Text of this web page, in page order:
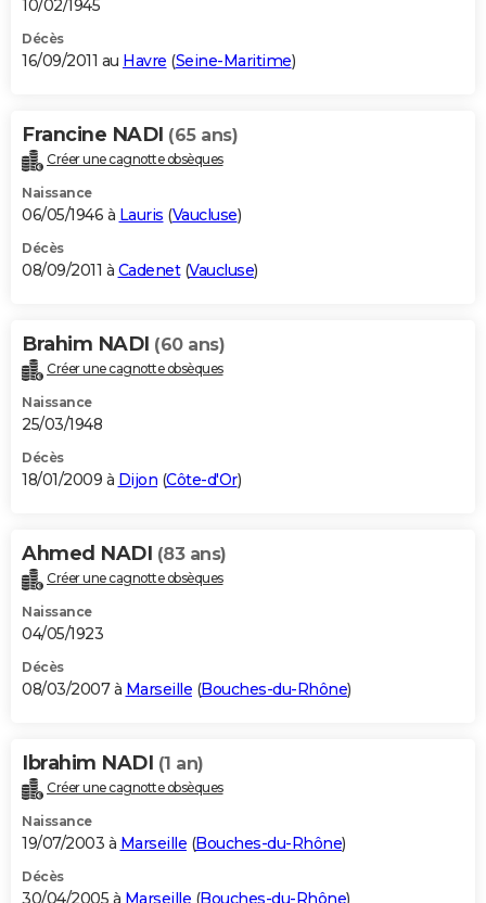
10/02/1945
Décès
16/09/2011 au Havre (Seine-Maritime)
Francine NADI (65 ans)
Créer une cagnotte obsèques
Naissance
06/05/1946 à Lauris (Vaucluse)
Décès
08/09/2011 à Cadenet(Vaucluse)
Brahim NADI (60 ans)
Créer une cagnotte obsèques
Naissance
25/03/1948
Décès
18/01/2009 à Dijon (Côte-d'Or)
Ahmed NADI (83 ans)
Créer une cagnotte obsèques
Naissance
04/05/1923
Décès
08/03/2007 à Marseille (Bouches-du-Rhône)
Ibrahim NADI (1 an)
Créer une cagnotte obsèques
Naissance
19/07/2003 à Marseille (Bouches-du-Rhône)
Décès
30/04/2005 à Marseille (Bouches-du-Rhône)